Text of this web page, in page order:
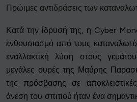
Πρώιμες αντιδράσεις των
Κατά την ίδρυσή της, η Cyber
ενθουσιασμό από τους
εναλλακτική λύση στους
μεγάλες ουρές της Μαύρης
της πρόσβασης σε
άνεση του σπιτιού ήταν ένα